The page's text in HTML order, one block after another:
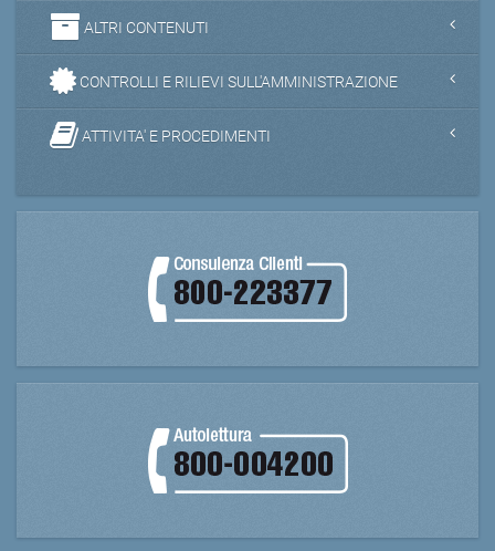
ALTRI CONTENUTI
CONTROLLI E RILIEVI SULL'AMMINISTRAZIONE
ATTIVITA' E PROCEDIMENTI